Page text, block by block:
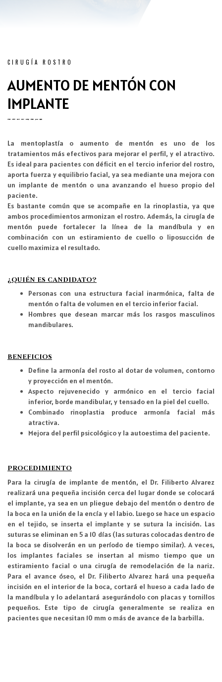
CIRUGÍA ROSTRO
AUMENTO DE MENTÓN CON
IMPLANTE
La mentoplastía o aumento de mentón es uno de los
tratamientos más efectivos para mejorar el perfil, y el atractivo.
Es ideal para pacientes con déficit en el tercio inferior del rostro,
aporta fuerza y equilibrio facial, ya sea mediante una mejora con
un implante de mentón o una avanzando el hueso propio del
paciente.
Es bastante común que se acompañe en la rinoplastia, ya que
ambos procedimientos armonizan el rostro. Además, la cirugía de
mentón puede fortalecer la línea de la mandíbula y en
combinación con un estiramiento de cuello o liposucción de
cuello maximiza el resultado.
¿QUIÉN ES CANDIDATO?
Personas con una estructura facial inarmónica, falta de
mentón o falta de volumen en el tercio inferior facial.
Hombres que desean marcar más los rasgos masculinos
mandibulares.
BENEFICIOS
Define la armonía del rosto al dotar de volumen, contorno
y proyección en el mentón.
Aspecto rejuvenecido y armónico en el tercio facial
inferior, borde mandibular, y tensado en la piel del cuello.
Combinado rinoplastia produce armonía facial más
atractiva.
Mejora del perfil psicológico y la autoestima del paciente.
PROCEDIMIENTO
Para la cirugía de implante de mentón, el Dr. Filiberto Alvarez
realizará una pequeña incisión cerca del lugar donde se colocará
el implante, ya sea en un pliegue debajo del mentón o dentro de
la boca en la unión de la encía y el labio. Luego se hace un espacio
en el tejido, se inserta el implante y se sutura la incisión. Las
suturas se eliminan en 5 a 10 días (las suturas colocadas dentro de
la boca se disolverán en un período de tiempo similar). A veces,
los implantes faciales se insertan al mismo tiempo que un
estiramiento facial o una cirugía de remodelación de la nariz.
Para el avance óseo, el Dr. Filiberto Alvarez hará una pequeña
incisión en el interior de la boca, cortará el hueso a cada lado de
la mandíbula y lo adelantará asegurándolo con placas y tornillos
pequeños. Este tipo de cirugía generalmente se realiza en
pacientes que necesitan 10 mm o más de avance de la barbilla.